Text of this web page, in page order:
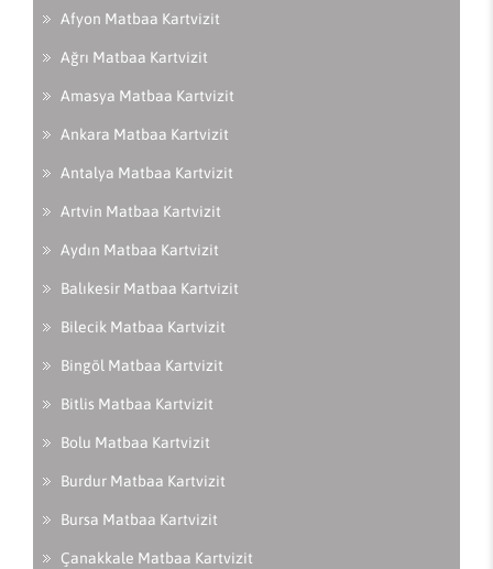
Afyon Matbaa Kartvizit
Ağrı Matbaa Kartvizit
Amasya Matbaa Kartvizit
Ankara Matbaa Kartvizit
Antalya Matbaa Kartvizit
Artvin Matbaa Kartvizit
Aydın Matbaa Kartvizit
Balıkesir Matbaa Kartvizit
Bilecik Matbaa Kartvizit
Bingöl Matbaa Kartvizit
Bitlis Matbaa Kartvizit
Bolu Matbaa Kartvizit
Burdur Matbaa Kartvizit
Bursa Matbaa Kartvizit
Çanakkale Matbaa Kartvizit